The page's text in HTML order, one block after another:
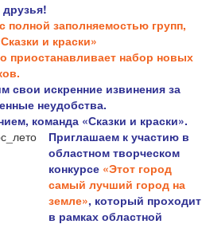
полной заполняемостью групп,
и краски»
приостанавливает набор новых
свои искренние извинения за
неудобства.
команда «Сказки и краски».
Приглашаем к участию в
областном творческом
конкурсе «Этот город
самый лучший город на
земле», который проходит
в рамках областной